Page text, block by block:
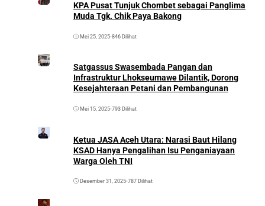
KPA Pusat Tunjuk Chombet sebagai Panglima
Muda Tgk. Chik Paya Bakong
Mei 25, 2025•846 Dilihat
Satgassus Swasembada Pangan dan
Infrastruktur Lhokseumawe Dilantik, Dorong
Kesejahteraan Petani dan Pembangunan
Mei 15, 2025•793 Dilihat
Ketua JASA Aceh Utara: Narasi Baut Hilang
KSAD Hanya Pengalihan Isu Penganiayaan
Warga Oleh TNI
Desember 31, 2025•787 Dilihat